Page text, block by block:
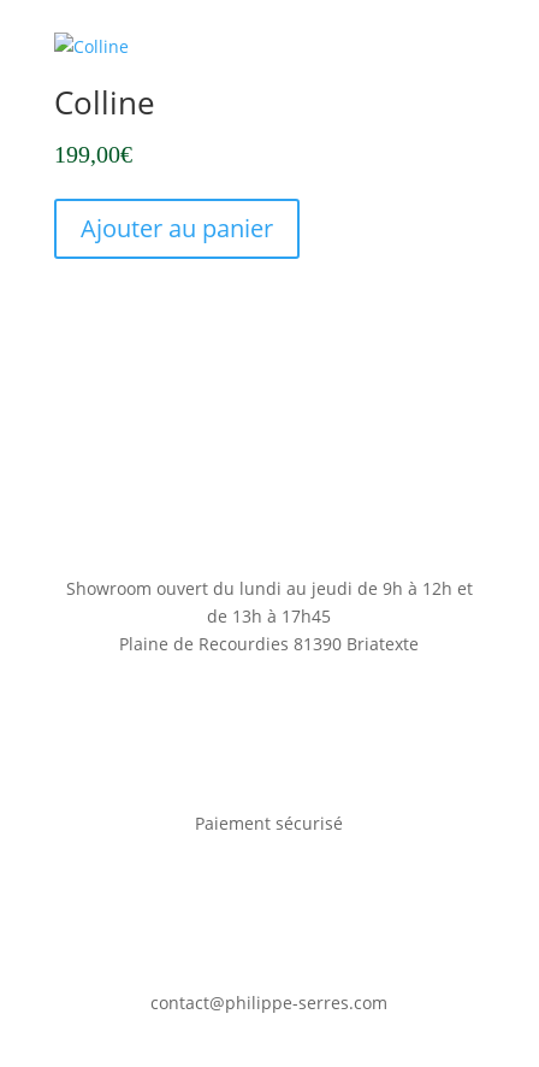
Colline
199,00€
Ajouter au panier
Showroom ouvert du lundi au jeudi de 9h à 12h et
de 13h à 17h45
Plaine de Recourdies81390 Briatexte
Paiement sécurisé
contact@philippe-serres.com